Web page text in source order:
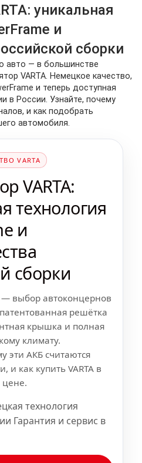
уникальная
и
сборки
авто — в большинстве
VARTA. Немецкое качество,
и теперь доступная
в России. Узнайте, почему
и как подобрать
автомобиля.
VARTA
VARTA:
технология
и
сборки
— выбор автоконцернов
решётка
крышка и полная
климату.
эти АКБ считаются
и как купить VARTA в
технология
Гарантия и сервис в